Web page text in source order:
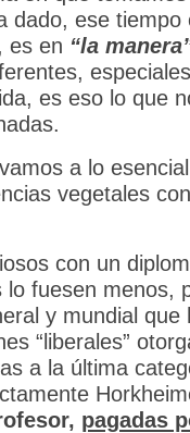
dado, ese
es en “la
es eso lo que
a lo
vegetales
con un
fuesen menos,
y mundial que
“liberales”
a la última
pagadas